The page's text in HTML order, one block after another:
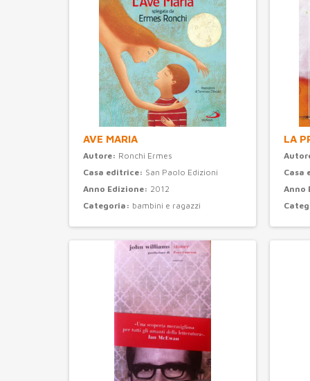
AVE MARIA
Autore: Ronchi Ermes
Casa editrice: San Paolo Edizioni
Anno Edizione: 2012
Categoria: bambini e ragazzi
LA
Casa
Anno